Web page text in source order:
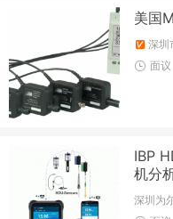
美国
深圳
面议
IBP
机分
深圳为